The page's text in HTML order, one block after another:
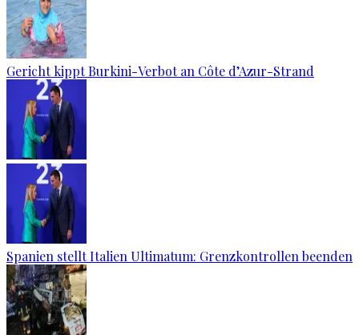
Gericht kippt Burkini-Verbot an Côte d’Azur-Strand
Spanien stellt Italien Ultimatum: Grenzkontrollen beenden